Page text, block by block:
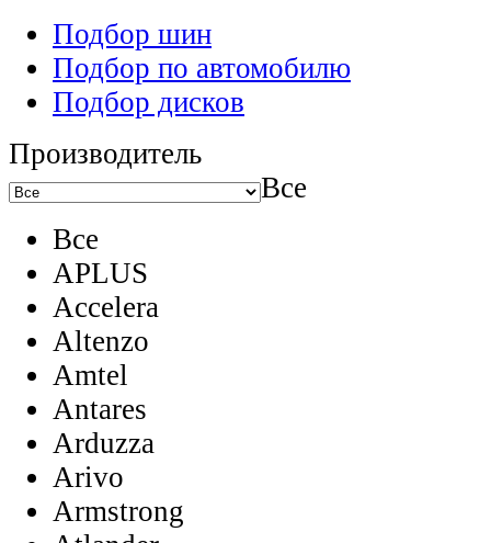
Подбор шин
Подбор по автомобилю
Подбор дисков
Производитель
Все
Все
APLUS
Accelera
Altenzo
Amtel
Antares
Arduzza
Arivo
Armstrong